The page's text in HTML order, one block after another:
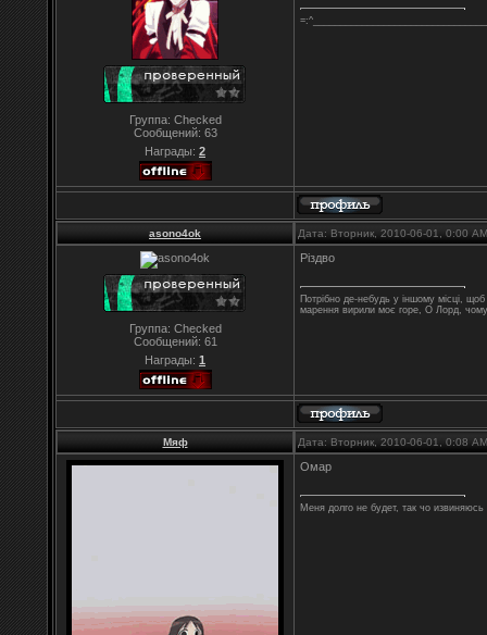
Группа: Checked
Сообщений: 63
Награды: 2
asono4ok Дата: Вторник, 2010-06-01, 0:00
Группа: Checked
Сообщений: 61
Награды: 1
Різдво
Потрібно де-небудь у іншому місці,
марення вирили моє горе, О Лорд,
Мяф Дата: Вторник, 2010-06-01, 0:08
Омар
Меня долго не будет, так чо